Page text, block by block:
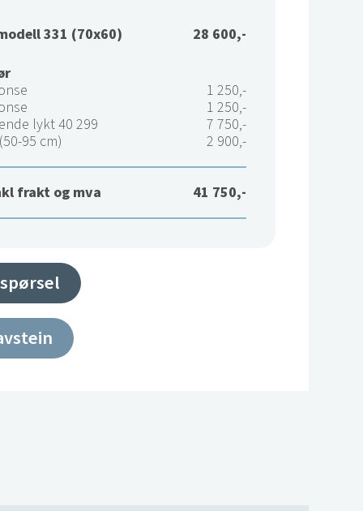
331 (70x60)
28 600,-
1 250,-
1 250,-
lykt 40 299
7 750,-
95 cm)
2 900,-
frakt og mva 41 750,-